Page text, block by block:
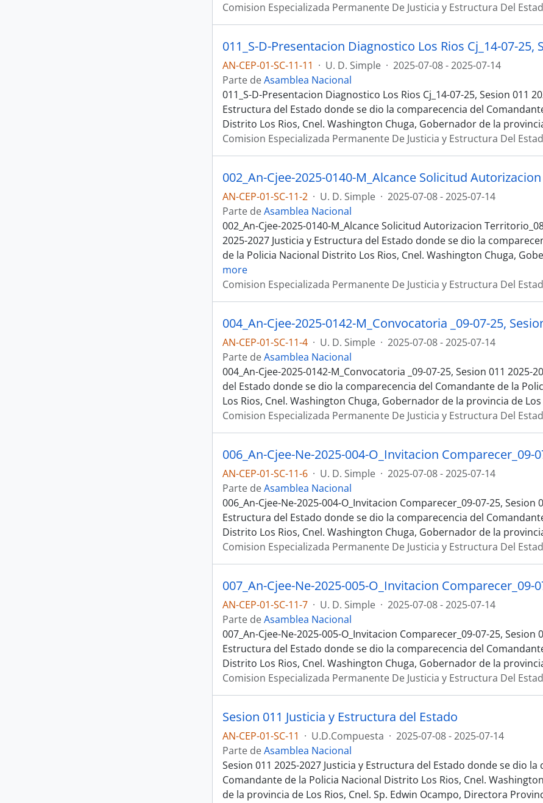
Comision Especializada Permanente De Justicia y Estructura Del
AN-CEP-01-SC-11-11 · U. D. Simple · 2025-07-08 - 2025-07-14
Parte deAsamblea Nacional
011_S-D-Presentacion Diagnostico Los Rios Cj_14-07-25, Sesion 011
Estructura del Estado donde se dio la comparecencia del
Distrito Los Rios, Cnel. Washington Chuga, Gobernador de la
Comision Especializada Permanente De Justicia y Estructura Del
AN-CEP-01-SC-11-2 · U. D. Simple · 2025-07-08 - 2025-07-14
Parte deAsamblea Nacional
002_An-Cjee-2025-0140-M_Alcance Solicitud Autorizacion
2025-2027 Justicia y Estructura del Estado donde se dio la
de la Policia Nacional Distrito Los Rios, Cnel. Washington Chuga,
more
Comision Especializada Permanente De Justicia y Estructura Del
AN-CEP-01-SC-11-4 · U. D. Simple · 2025-07-08 - 2025-07-14
Parte deAsamblea Nacional
004_An-Cjee-2025-0142-M_Convocatoria _09-07-25, Sesion 011 2025-
del Estado donde se dio la comparecencia del Comandante de la
Los Rios, Cnel. Washington Chuga, Gobernador de la provincia de Los
Comision Especializada Permanente De Justicia y Estructura Del
AN-CEP-01-SC-11-6 · U. D. Simple · 2025-07-08 - 2025-07-14
Parte deAsamblea Nacional
006_An-Cjee-Ne-2025-004-O_Invitacion Comparecer_09-07-25, Sesion
Estructura del Estado donde se dio la comparecencia del
Distrito Los Rios, Cnel. Washington Chuga, Gobernador de la
Comision Especializada Permanente De Justicia y Estructura Del
AN-CEP-01-SC-11-7 · U. D. Simple · 2025-07-08 - 2025-07-14
Parte deAsamblea Nacional
007_An-Cjee-Ne-2025-005-O_Invitacion Comparecer_09-07-25, Sesion
Estructura del Estado donde se dio la comparecencia del
Distrito Los Rios, Cnel. Washington Chuga, Gobernador de la
Comision Especializada Permanente De Justicia y Estructura Del
Sesion 011 Justicia y Estructura del Estado
AN-CEP-01-SC-11 · U.D.Compuesta · 2025-07-08 - 2025-07-14
Parte deAsamblea Nacional
Sesion 011 2025-2027 Justicia y Estructura del Estado donde se dio
Comandante de la Policia Nacional Distrito Los Rios, Cnel.
de la provincia de Los Rios, Cnel. Sp. Edwin Ocampo, Directora